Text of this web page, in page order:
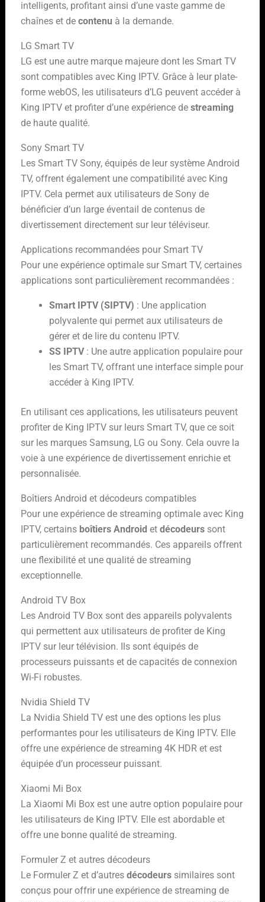
intelligents, profitant ainsi d’une vaste gamme de
chaînes et de contenu à la demande.
LG Smart TV
LG est une autre marque majeure dont les Smart TV
sont compatibles avec King IPTV. Grâce à leur plate-
forme webOS, les utilisateurs d’LG peuvent accéder à
King IPTV et profiter d’une expérience de streaming
de haute qualité.
Sony Smart TV
Les Smart TV Sony, équipés de leur système Android
TV, offrent également une compatibilité avec King
IPTV. Cela permet aux utilisateurs de Sony de
bénéficier d’un large éventail de contenus de
divertissement directement sur leur téléviseur.
Applications recommandées pour Smart TV
Pour une expérience optimale sur Smart TV, certaines
applications sont particulièrement recommandées :
Smart IPTV (SIPTV) : Une application
polyvalente qui permet aux utilisateurs de
gérer et de lire du contenu IPTV.
SS IPTV: Une autre application populaire pour
les Smart TV, offrant une interface simple pour
accéder à King IPTV.
En utilisant ces applications, les utilisateurs peuvent
profiter de King IPTV sur leurs Smart TV, que ce soit
sur les marques Samsung, LG ou Sony. Cela ouvre la
voie à une expérience de divertissement enrichie et
personnalisée.
Boîtiers Android et décodeurs compatibles
Pour une expérience de streaming optimale avec King
IPTV, certains boîtiers Android et décodeurssont
particulièrement recommandés. Ces appareils offrent
une flexibilité et une qualité de streaming
exceptionnelle.
Android TV Box
Les Android TV Box sont des appareils polyvalents
qui permettent aux utilisateurs de profiter de King
IPTV sur leur télévision. Ils sont équipés de
processeurs puissants et de capacités de connexion
Wi-Fi robustes.
Nvidia Shield TV
La Nvidia Shield TV est une des options les plus
performantes pour les utilisateurs de King IPTV. Elle
offre une expérience de streaming 4K HDR et est
équipée d’un processeur puissant.
Xiaomi Mi Box
La Xiaomi Mi Box est une autre option populaire pour
les utilisateurs de King IPTV. Elle est abordable et
offre une bonne qualité de streaming.
Formuler Z et autres décodeurs
Le Formuler Z et d’autres décodeurssimilaires sont
conçus pour offrir une expérience de streaming de